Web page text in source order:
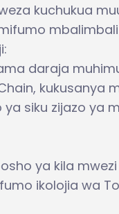
kuchukua
daraja
siku zijazo ya
ya kila
ikolojia wa